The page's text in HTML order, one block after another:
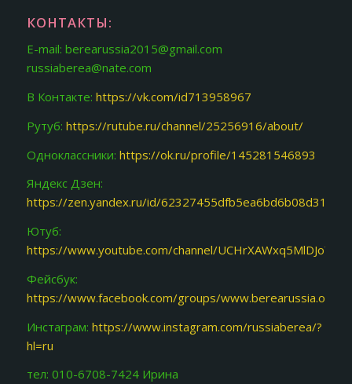
КОНТАКТЫ:
E-mail: berearussia2015@gmail.com
russiaberea@nate.com
В Контакте: https://vk.com/id713958967
Рутуб: https://rutube.ru/channel/25256916/about/
Одноклассники: https://ok.ru/profile/145281546893
Яндекс Дзен:
https://zen.yandex.ru/id/62327455dfb5ea6bd6b08d31
Ютуб:
https://www.youtube.com/channel/
Фейсбук:
https://www.facebook.com/groups/www.berearussia.org/
Инстаграм: https://www.instagram.com/russiaberea/?
hl=ru
тел: 010-6708-7424 Ирина